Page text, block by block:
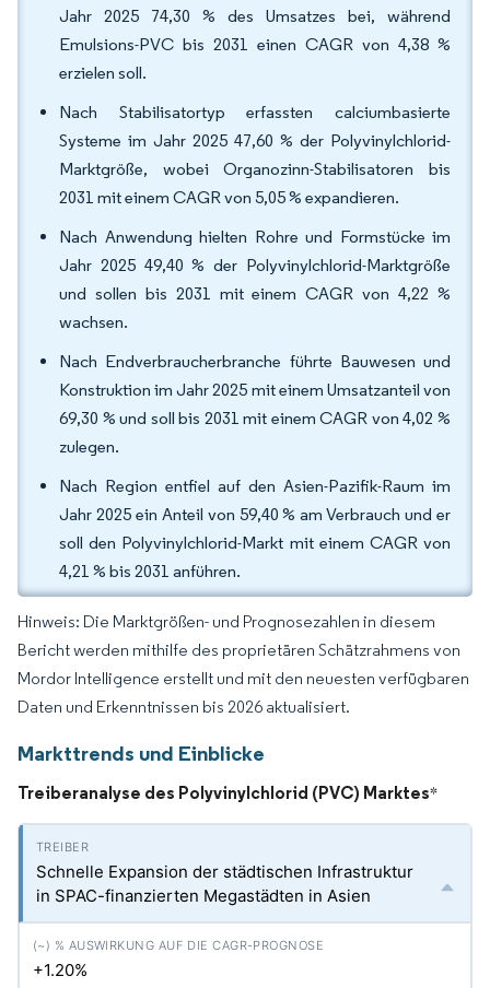
Jahr 2025 74,30 % des Umsatzes bei, während
Emulsions-PVC bis 2031 einen CAGR von 4,38 %
erzielen soll.
Nach Stabilisatortyp erfassten calciumbasierte
Systeme im Jahr 2025 47,60 % der Polyvinylchlorid-
Marktgröße, wobei Organozinn-Stabilisatoren bis
2031 mit einem CAGR von 5,05 % expandieren.
Nach Anwendung hielten Rohre und Formstücke im
Jahr 2025 49,40 % der Polyvinylchlorid-Marktgröße
und sollen bis 2031 mit einem CAGR von 4,22 %
wachsen.
Nach Endverbraucherbranche führte Bauwesen und
Konstruktion im Jahr 2025 mit einem Umsatzanteil von
69,30 % und soll bis 2031 mit einem CAGR von 4,02 %
zulegen.
Nach Region entfiel auf den Asien-Pazifik-Raum im
Jahr 2025 ein Anteil von 59,40 % am Verbrauch und er
soll den Polyvinylchlorid-Markt mit einem CAGR von
4,21 % bis 2031 anführen.
Hinweis: Die Marktgrößen- und Prognosezahlen in diesem
Bericht werden mithilfe des proprietären Schätzrahmens von
Mordor Intelligence erstellt und mit den neuesten verfügbaren
Daten und Erkenntnissen bis 2026 aktualisiert.
Markttrends und Einblicke
Treiberanalyse des Polyvinylchlorid (PVC) Marktes*
Schnelle Expansion der städtischen Infrastruktur
in SPAC-finanzierten Megastädten in Asien
+1.20%